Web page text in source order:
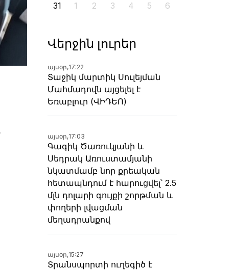
31
1 2 3 4 5 6
Վերջին լուրեր
այսօր,17:22
Տաջիկ մարտիկ Սուլեյման
Մահմադովն այցելել է
Եռաբլուր (ՎԻԴԵՈ)
այսօր,17:03
Գագիկ Ծառուկյանի և
Սեդրակ Առուստամյանի
նկատմամբ նոր քրեական
հետապնդում է հարուցվել՝ 2.5
մլն դոլարի գույքի շորթման և
փողերի լվացման
մեղադրանքով
այսօր,15:27
Տրանսպորտի ուղեգիծ է